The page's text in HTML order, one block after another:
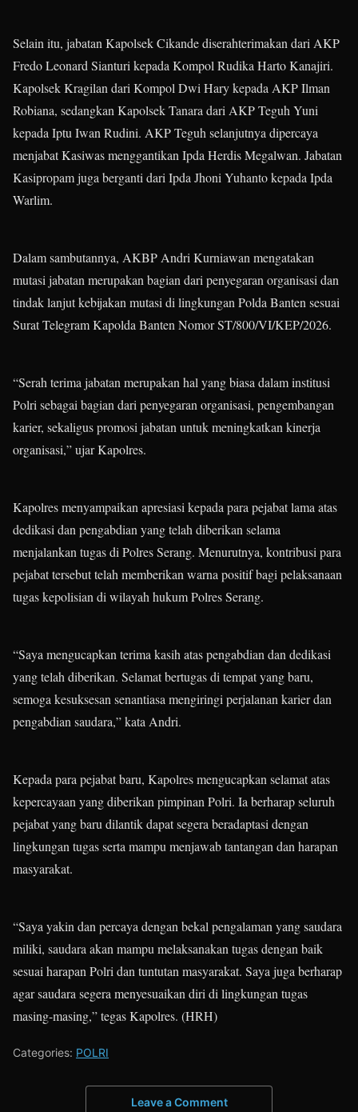
Selain itu, jabatan Kapolsek Cikande diserahterimakan dari AKP
Fredo Leonard Sianturi kepada Kompol Rudika Harto Kanajiri.
Kapolsek Kragilan dari Kompol Dwi Hary kepada AKP Ilman
Robiana, sedangkan Kapolsek Tanara dari AKP Teguh Yuni
kepada Iptu Iwan Rudini. AKP Teguh selanjutnya dipercaya
menjabat Kasiwas menggantikan Ipda Herdis Megalwan. Jabatan
Kasipropam juga berganti dari Ipda Jhoni Yuhanto kepada Ipda
Warlim.
Dalam sambutannya, AKBP Andri Kurniawan mengatakan
mutasi jabatan merupakan bagian dari penyegaran organisasi dan
tindak lanjut kebijakan mutasi di lingkungan Polda Banten sesuai
Surat Telegram Kapolda Banten Nomor ST/800/VI/KEP/2026.
“Serah terima jabatan merupakan hal yang biasa dalam institusi
Polri sebagai bagian dari penyegaran organisasi, pengembangan
karier, sekaligus promosi jabatan untuk meningkatkan kinerja
organisasi,” ujar Kapolres.
Kapolres menyampaikan apresiasi kepada para pejabat lama atas
dedikasi dan pengabdian yang telah diberikan selama
menjalankan tugas di Polres Serang. Menurutnya, kontribusi para
pejabat tersebut telah memberikan warna positif bagi pelaksanaan
tugas kepolisian di wilayah hukum Polres Serang.
“Saya mengucapkan terima kasih atas pengabdian dan dedikasi
yang telah diberikan. Selamat bertugas di tempat yang baru,
semoga kesuksesan senantiasa mengiringi perjalanan karier dan
pengabdian saudara,” kata Andri.
Kepada para pejabat baru, Kapolres mengucapkan selamat atas
kepercayaan yang diberikan pimpinan Polri. Ia berharap seluruh
pejabat yang baru dilantik dapat segera beradaptasi dengan
lingkungan tugas serta mampu menjawab tantangan dan harapan
masyarakat.
“Saya yakin dan percaya dengan bekal pengalaman yang saudara
miliki, saudara akan mampu melaksanakan tugas dengan baik
sesuai harapan Polri dan tuntutan masyarakat. Saya juga berharap
agar saudara segera menyesuaikan diri di lingkungan tugas
masing-masing,” tegas Kapolres. (HRH)
Categories: POLRI
Leave a Comment